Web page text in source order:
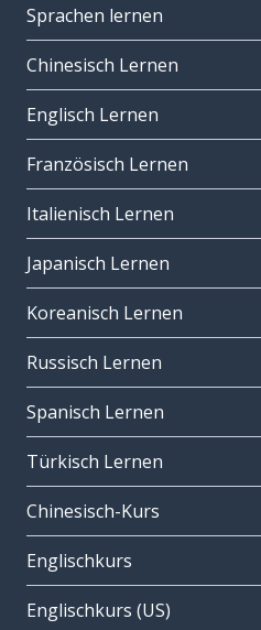
Sprachen lernen
Chinesisch Lernen
Englisch Lernen
Französisch Lernen
Italienisch Lernen
Japanisch Lernen
Koreanisch Lernen
Russisch Lernen
Spanisch Lernen
Türkisch Lernen
Chinesisch-Kurs
Englischkurs
Englischkurs (US)